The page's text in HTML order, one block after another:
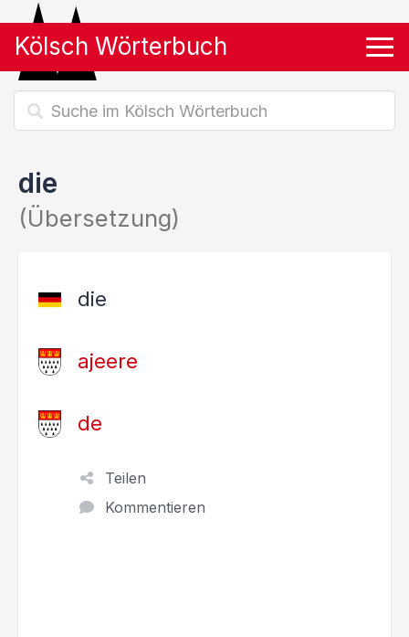
Kölsch Wörterbuch
die
(Übersetzung)
die
ajeere
de
Teilen
Kommentieren